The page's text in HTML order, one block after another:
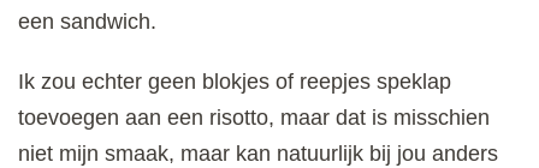
een sandwich.
Ik zou echter geen blokjes of reepjes speklap
toevoegen aan een risotto, maar dat is misschien
niet mijn smaak, maar kan natuurlijk bij jou anders